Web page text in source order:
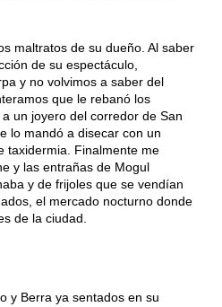
maltratos de su dueño. Al saber
de su espectáculo,
y no volvimos a saber del
que le rebanó los
un joyero del corredor de San
lo mandó a disecar con un
taxidermia. Finalmente me
y las entrañas de Mogul
y de frijoles que se vendían
el mercado nocturno donde
de la ciudad.
y Berra ya sentados en su